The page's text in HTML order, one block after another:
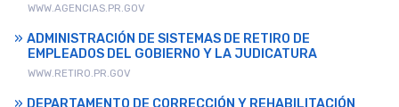
WWW.AGENCIAS.PR.GOV
ADMINISTRACIÓN DE SISTEMAS DE RETIRO DE
EMPLEADOS DEL GOBIERNO Y LA JUDICATURA
WWW.RETIRO.PR.GOV